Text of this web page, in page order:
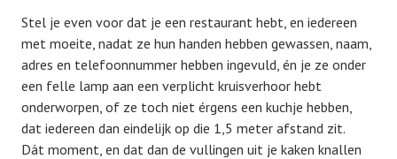
Stel je even voor dat je een restaurant hebt, en iedereen
met moeite, nadat ze hun handen hebben gewassen, naam,
adres en telefoonnummer hebben ingevuld, én je ze onder
een felle lamp aan een verplicht kruisverhoor hebt
onderworpen, of ze toch niet érgens een kuchje hebben,
dat iedereen dan eindelijk op die 1,5 meter afstand zit.
Dát moment, en dat dan de vullingen uit je kaken knallen